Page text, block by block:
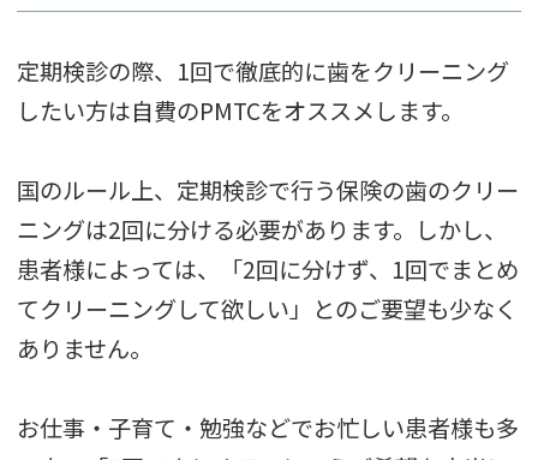
定期検診の際、1回で徹底的に歯をクリーニング
したい方は自費のPMTCをオススメします。
国のルール上、定期検診で行う保険の歯のクリー
ニングは2回に分ける必要があります。しかし、
患者様によっては、「2回に分けず、1回でまとめ
てクリーニングして欲しい」とのご要望も少なく
ありません。
お仕事・子育て・勉強などでお忙しい患者様も多